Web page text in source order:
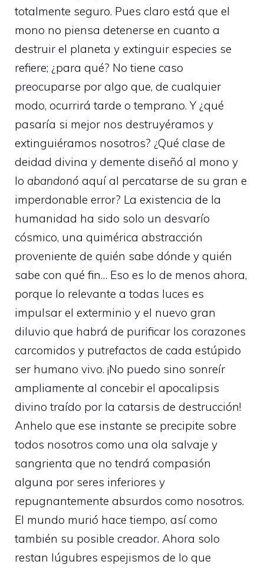
totalmente seguro. Pues claro está que el
mono no piensa detenerse en cuanto a
destruir el planeta y extinguir especies se
refiere; ¿para qué? No tiene caso
preocuparse por algo que, de cualquier
modo, ocurrirá tarde o temprano. Y ¿qué
pasaría si mejor nos destruyéramos y
extinguiéramos nosotros? ¿Qué clase de
deidad divina y demente diseñó al mono y
lo abandonó aquí al percatarse de su gran e
imperdonable error? La existencia de la
humanidad ha sido solo un desvarío
cósmico, una quimérica abstracción
proveniente de quién sabe dónde y quién
sabe con qué fin… Eso es lo de menos ahora,
porque lo relevante a todas luces es
impulsar el exterminio y el nuevo gran
diluvio que habrá de purificar los corazones
carcomidos y putrefactos de cada estúpido
ser humano vivo. ¡No puedo sino sonreír
ampliamente al concebir el apocalipsis
divino traído por la catarsis de destrucción!
Anhelo que ese instante se precipite sobre
todos nosotros como una ola salvaje y
sangrienta que no tendrá compasión
alguna por seres inferiores y
repugnantemente absurdos como nosotros.
El mundo murió hace tiempo, así como
también su posible creador. Ahora solo
restan lúgubres espejismos de lo que